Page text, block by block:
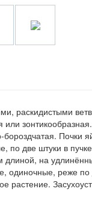
раскидистыми
бороздчатая.
по две штуки в
на
одиночные, реже
растение.